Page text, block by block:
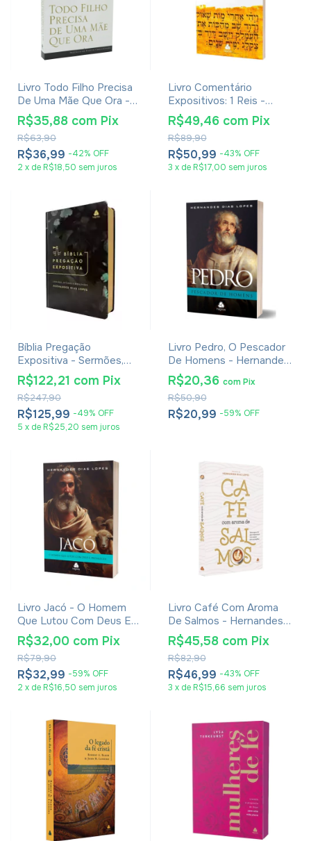
Livro Todo Filho Precisa
De Uma Mãe Que Ora -
Fern Nichols
R$36,99 -42% OFF
R$63,90
R$35,88 com Pix
2 x de R$18,50 sem juros
Livro Comentário
Expositivos: 1 Reis -
Hernandes Dias Lopes
R$50,99 -43% OFF
R$89,90
R$49,46 com Pix
3 x de R$17,00 sem juros
Bíblia Pregação
Expositiva - Sermões,
Estudos e Reflexões -
Hernandes Dias Lopes -
RA Capa Dura Harmonia
R$125,99 -49% OFF
R$247,90
R$122,21 com Pix
5 x de R$25,20 sem juros
Livro Pedro, O Pescador
De Homens - Hernandes
Dias Lopes
R$20,99 -59% OFF
R$50,90
R$20,36 com Pix
Livro Jacó - O Homem
Que Lutou Com Deus E
Prevaleceu - Hernandes
Dias Lopes
R$32,99 -59% OFF
R$79,90
R$32,00 com Pix
2 x de R$16,50 sem juros
Livro Café Com Aroma
De Salmos - Hernandes
Dias Lopes
R$46,99 -43% OFF
R$82,90
R$45,58 com Pix
3 x de R$15,66 sem juros